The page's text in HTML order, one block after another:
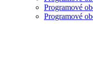
Programové
Programové